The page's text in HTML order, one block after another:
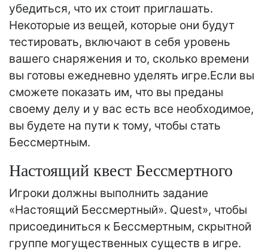
убедиться, что их стоит приглашать.
Некоторые из вещей, которые они будут
тестировать, включают в себя уровень
вашего снаряжения и то, сколько времени
вы готовы ежедневно уделять игре.Если вы
сможете показать им, что вы преданы
своему делу и у вас есть все необходимое,
вы будете на пути к тому, чтобы стать
Бессмертным.
Настоящий квест Бессмертного
Игроки должны выполнить задание
«Настоящий Бессмертный». Quest», чтобы
присоединиться к Бессмертным, скрытной
группе могущественных существ в игре.